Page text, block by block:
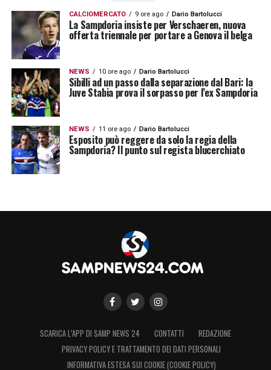
centrocampista rappresenta un altro
tassello di una fase di cambiamento. Il
nuovo corso dovrà ripartire da scelte
chiare, mentre Ricci si prepara a una nuova
avventura dopo aver chiuso la sua
esperienza blucerchiata tra affetto,
rimpianti e memoria di un rapporto mai
banale.
LA PLAYLIST DELLE NOSTRE TOP NEWS
CALCIOMERCATO 9 ore ago Dario Bartolucci
La Sampdoria insiste per Verschaeren, nuova
offerta triennale per portare a Genova il belga
NEWS 10 ore ago Dario Bartolucci
Sibilli ad un passo dalla separazione dal Bari: la
Juve Stabia prova il sorpasso per l’ex Sampdoria
NEWS 11 ore ago Dario Bartolucci
Esposito può reggere da solo la regia della
Sampdoria? Il punto sul regista blucerchiato
SCARICA L’APP DI SAMP NEWS 24 CONTATTI
REDAZIONE
PRIVACY POLICY E TRATTAMENTO DEI DATI PERSONALI
INFORMATIVA ESTESA SUI COOKIE (COOKIE POLICY)